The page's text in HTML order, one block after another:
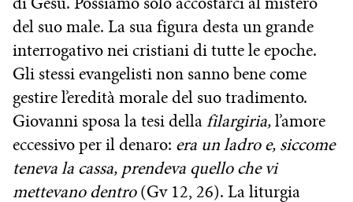
del suo male. La sua figura desta un grande
interrogativo nei cristiani di tutte le epoche.
Gli stessi evangelisti non sanno bene come
gestire l’eredità morale del suo tradimento.
Giovanni sposa la tesi dellafilargiria,l’amore
eccessivo per il denaro: era un ladro e, siccome
teneva la cassa, prendeva quello che vi
mettevano dentro(Gv 12, 26). La liturgia